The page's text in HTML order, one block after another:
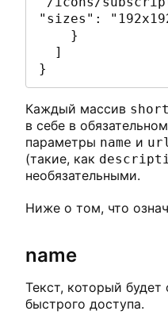
"sizes":
}
Каждый массив
в себе в
параметры name и
(такие, как
необязательными.
Ниже о том, что
name
Текст, который
быстрого доступа.